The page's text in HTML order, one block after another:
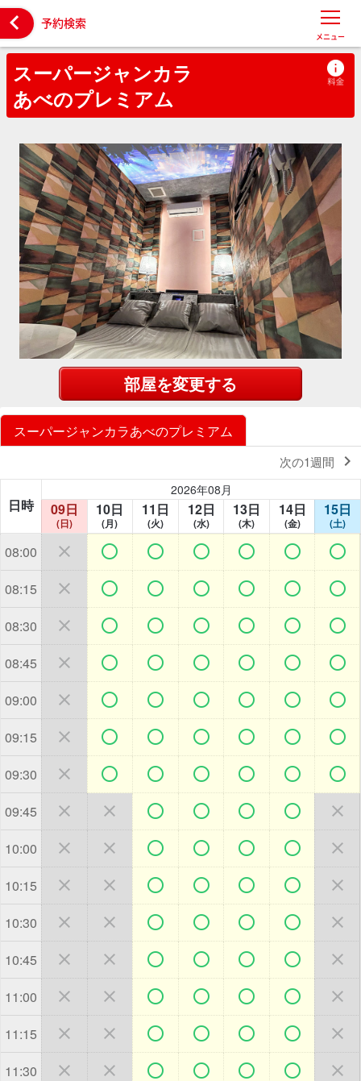
 予約検索
メニュー
スーパージャンカラ
あべのプレミアム
部屋を変更する
スーパージャンカラあべのプレミアム
次の1週間 
日時
2026年08月
09日
(日)
10日
(月)
11日
(火)
12日
(水)
13日
(木)
14日
(金)
15日
(土)
08:00       
08:15       
08:30       
08:45       
09:00       
09:15       
09:30       
09:45       
10:00       
10:15       
10:30       
10:45       
11:00       
11:15       
11:30       